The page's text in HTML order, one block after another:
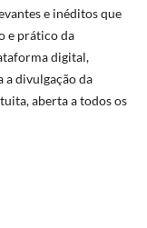
e inéditos que
e prático da
digital,
a divulgação da
aberta a todos os